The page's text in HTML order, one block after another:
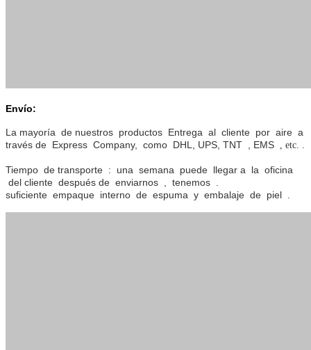
Envío:
La mayoría de nuestros productos Entrega al cliente por aire a
través de Express Company, como DHL, UPS, TNT , EMS , etc.
Tiempo de transporte : una semana puede llegar a la oficina
del cliente después de enviarnos , tenemos .
suficiente empaque interno de espuma y embalaje de piel .